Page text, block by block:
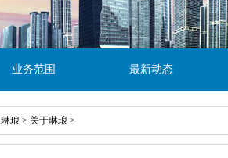
业务范围 最新动态
琳琅 > 关于琳琅 >